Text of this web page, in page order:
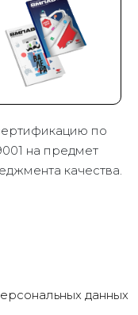
по
на предмет
качества.
данных